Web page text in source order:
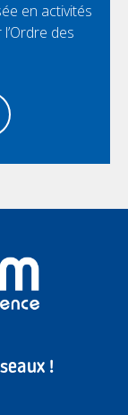
en activités
des
!